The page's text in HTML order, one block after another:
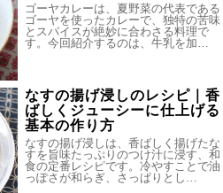
ゴーヤカレーは、夏野菜の代表である
ゴーヤを使ったカレーで、独特の苦味
とスパイスが絶妙に合わさる料理で
す。今回紹介するのは、牛乳を加…
なすの揚げ浸しのレシピ｜香
ばしくジューシーに仕上げる
基本の作り方
なすの揚げ浸しは、香ばしく揚げたな
すを旨味たっぷりのつけ汁に浸す、和
食の定番レシピです。冷やすことで油
っぽさが和らぎ、さっぱりとし…